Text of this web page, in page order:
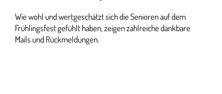
Wie wohl und wertgeschätzt sich die Senioren auf dem
Frühlingsfest gefühlt haben, zeigen zahlreiche dankbare
Mails und Rückmeldungen.